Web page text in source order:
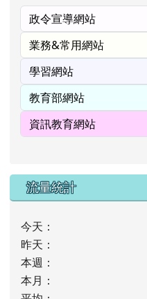
流量統計
今天：
昨天：
本週：
本月：